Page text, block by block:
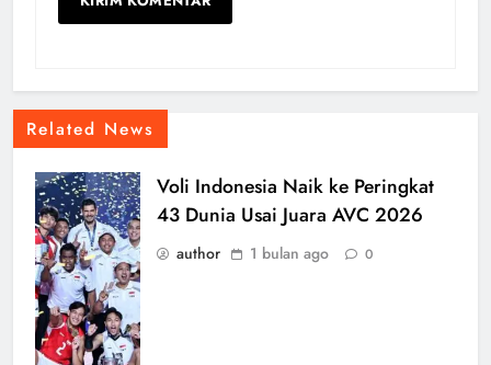
Related News
Voli Indonesia Naik ke Peringkat
43 Dunia Usai Juara AVC 2026
author 1 bulan ago 0